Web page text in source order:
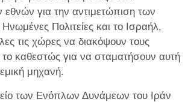
για την αντιμετώπιση των
Πολιτείες και το Ισραήλ,
τις χώρες να διακόψουν τους
καθεστώς για να σταματήσουν αυτή
μηχανή.
των Ενόπλων Δυνάμεων του Ιράν